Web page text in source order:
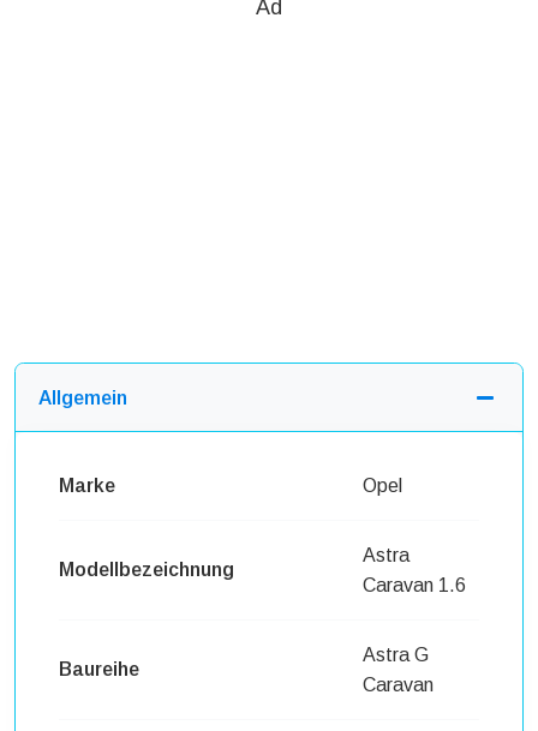
Ad
Allgemein
Marke Opel
Modellbezeichnung
Astra
Caravan 1.6
Baureihe
Astra G
Caravan